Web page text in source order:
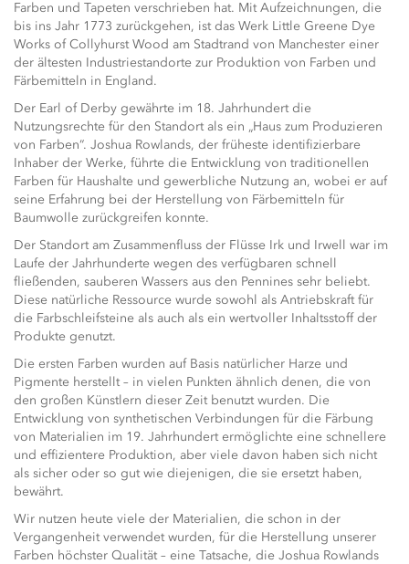
Farben und Tapeten verschrieben hat. Mit Aufzeichnungen, die
bis ins Jahr 1773 zurückgehen, ist das Werk Little Greene Dye
Works of Collyhurst Wood am Stadtrand von Manchester einer
der ältesten Industriestandorte zur Produktion von Farben und
Färbemitteln in England.
Der Earl of Derby gewährte im 18. Jahrhundert die
Nutzungsrechte für den Standort als ein „Haus zum Produzieren
von Farben“. Joshua Rowlands, der früheste identifizierbare
Inhaber der Werke, führte die Entwicklung von traditionellen
Farben für Haushalte und gewerbliche Nutzung an, wobei er auf
seine Erfahrung bei der Herstellung von Färbemitteln für
Baumwolle zurückgreifen konnte.
Der Standort am Zusammenfluss der Flüsse Irk und Irwell war im
Laufe der Jahrhunderte wegen des verfügbaren schnell
fließenden, sauberen Wassers aus den Pennines sehr beliebt.
Diese natürliche Ressource wurde sowohl als Antriebskraft für
die Farbschleifsteine als auch als ein wertvoller Inhaltsstoff der
Produkte genutzt.
Die ersten Farben wurden auf Basis natürlicher Harze und
Pigmente herstellt – in vielen Punkten ähnlich denen, die von
den großen Künstlern dieser Zeit benutzt wurden. Die
Entwicklung von synthetischen Verbindungen für die Färbung
von Materialien im 19. Jahrhundert ermöglichte eine schnellere
und effizientere Produktion, aber viele davon haben sich nicht
als sicher oder so gut wie diejenigen, die sie ersetzt haben,
bewährt.
Wir nutzen heute viele der Materialien, die schon in der
Vergangenheit verwendet wurden, für die Herstellung unserer
Farben höchster Qualität – eine Tatsache, die Joshua Rowlands